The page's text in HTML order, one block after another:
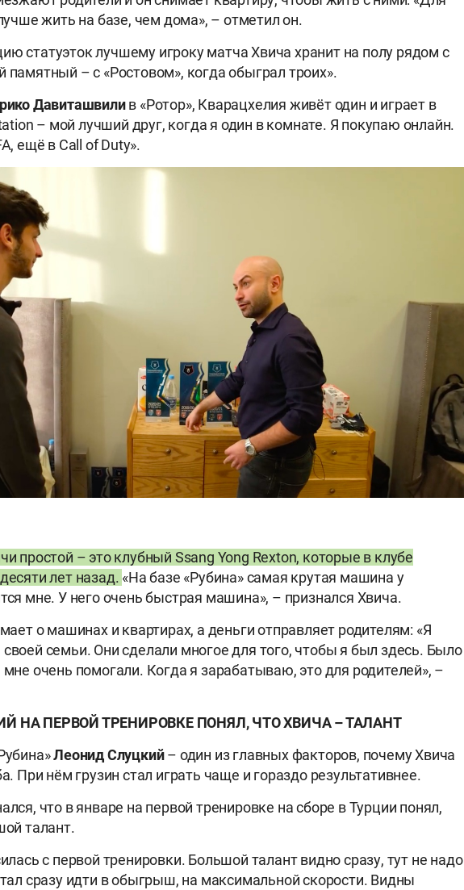
жить на базе, чем дома», – отметил он.
статуэток лучшему игроку матча Хвича хранит на полу рядом с
– с «Ростовом», когда обыграл троих».
Давиташвилив «Ротор», Кварацхелия живёт один и играет в
– мой лучший друг, когда я один в комнате. Я покупаю онлайн.
ещё в Call of Duty».
простой – это клубный Ssang Yong Rexton, которые в клубе
лет назад. «На базе «Рубина» самая крутая машина у
мне. У него очень быстрая машина», – признался Хвича.
о машинах и квартирах, а деньги отправляет родителям: «Я
семьи. Они сделали многое для того, чтобы я был здесь. Было
очень помогали. Когда я зарабатываю, это для родителей», –
НА ПЕРВОЙ ТРЕНИРОВКЕ ПОНЯЛ, ЧТО ХВИЧА – ТАЛАНТ
Леонид Слуцкий– один из главных факторов, почему Хвича
При нём грузин стал играть чаще и гораздо результативнее.
что в январе на первой тренировке на сборе в Турции понял,
талант.
с первой тренировки. Большой талант видно сразу, тут не надо
сразу идти в обыгрыш, на максимальной скорости. Видны